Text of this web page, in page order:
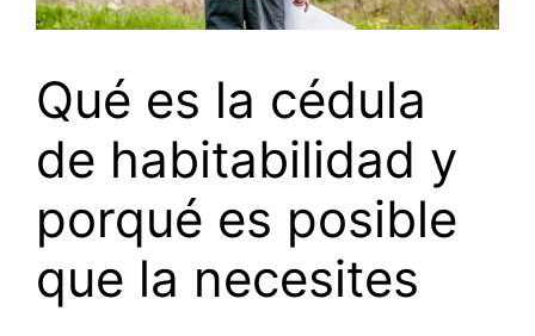
Qué es la cédula
de habitabilidad y
porqué es posible
que la necesites